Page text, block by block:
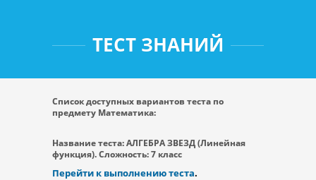
ТЕСТ ЗНАНИЙ
Список доступных вариантов теста по
предмету Математика:
Название теста: АЛГЕБРА ЗВЕЗД (Линейная
функция). Сложность: 7 класс
Перейти к выполнению теста.